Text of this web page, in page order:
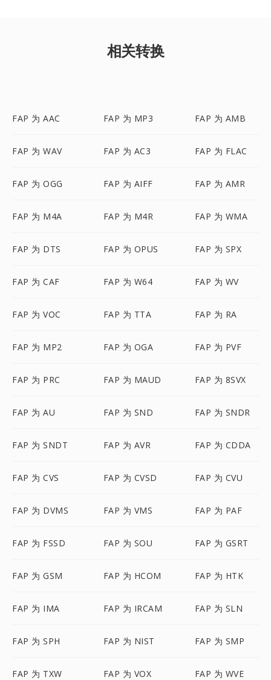
相关转换
FAP 为 AAC FAP 为 MP3 FAP 为 AMB
FAP 为 WAV FAP 为 AC3 FAP 为 FLAC
FAP 为 OGG FAP 为 AIFF FAP 为 AMR
FAP 为 M4A FAP 为 M4R FAP 为 WMA
FAP 为 DTS FAP 为 OPUS FAP 为 SPX
FAP 为 CAF FAP 为 W64 FAP 为 WV
FAP 为 VOC FAP 为 TTA FAP 为 RA
FAP 为 MP2 FAP 为 OGA FAP 为 PVF
FAP 为 PRC FAP 为 MAUD FAP 为 8SVX
FAP 为 AU FAP 为 SND FAP 为 SNDR
FAP 为 SNDT FAP 为 AVR FAP 为 CDDA
FAP 为 CVS FAP 为 CVSD FAP 为 CVU
FAP 为 DVMS FAP 为 VMS FAP 为 PAF
FAP 为 FSSD FAP 为 SOU FAP 为 GSRT
FAP 为 GSM FAP 为 HCOM FAP 为 HTK
FAP 为 IMA FAP 为 IRCAM FAP 为 SLN
FAP 为 SPH FAP 为 NIST FAP 为 SMP
FAP 为 TXW FAP 为 VOX FAP 为 WVE